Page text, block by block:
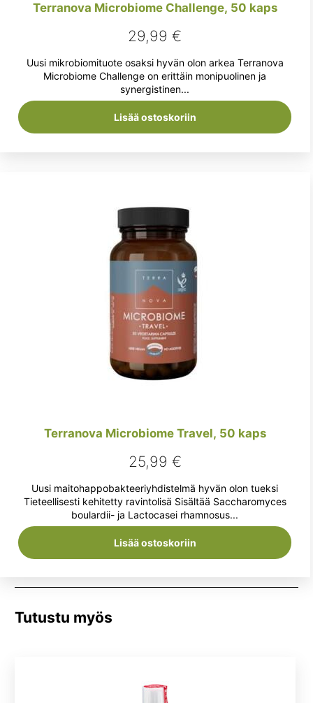
Terranova Microbiome Challenge, 50 kaps
29,99€
Uusi mikrobiomituote osaksi hyvän olon arkea Terranova
Microbiome Challenge on erittäin monipuolinen ja
synergistinen...
Lisää ostoskoriin
Terranova Microbiome Travel, 50 kaps
25,99 €
Uusi maitohappobakteeriyhdistelmä hyvän olon tueksi
Tieteellisesti kehitetty ravintolisä Sisältää Saccharomyces
boulardii- ja Lactocasei rhamnosus...
Lisää ostoskoriin
Tutustu myös